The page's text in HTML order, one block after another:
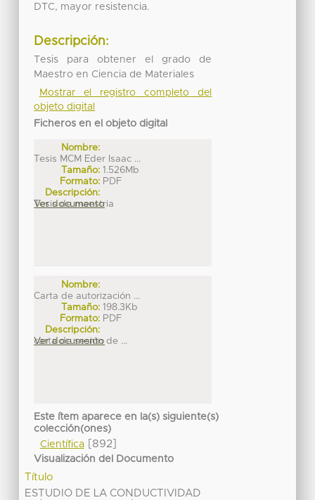
DTC, mayor resistencia.
Descripción:
Tesis para obtener el grado de
Maestro en Ciencia de Materiales
Mostrar el registro completo del
objeto digital
Ficheros en el objeto digital
Nombre:
Tesis MCM Eder Isaac ...
Tamaño: 1.526Mb
Formato: PDF
Descripción:
Tesis de maestria
Ver documento
Nombre:
Carta de autorización ...
Tamaño: 198.3Kb
Formato: PDF
Descripción:
carta de sesión de ...
Ver documento
Este ítem aparece en la(s) siguiente(s)
colección(ones)
Científica[892]
Visualización del Documento
Título
ESTUDIO DE LA CONDUCTIVIDAD